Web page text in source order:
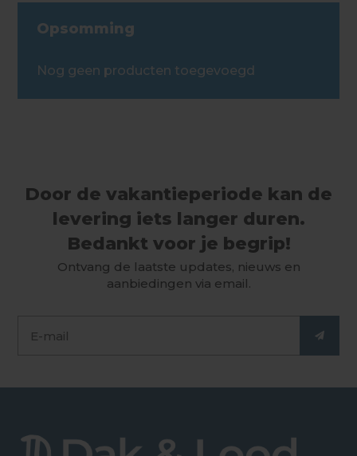
Opsomming
Nog geen producten toegevoegd
Door de vakantieperiode kan de
levering iets langer duren.
Bedankt voor je begrip!
Ontvang de laatste updates, nieuws en
aanbiedingen via email.